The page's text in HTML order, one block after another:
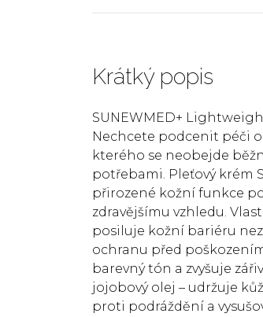
Krátký popis
SUNEWMED+
Nechcete podcenit péči
kterého se neobejde
potřebami. Pleťový krém
přirozené kožní funkce
zdravějšímu vzhledu.
posiluje kožní bariéru
ochranu před
barevný tón a zvyšuje
jojobový olej – udržuje
proti podráždění a